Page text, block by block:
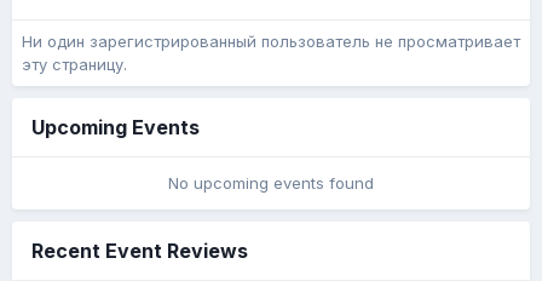
Ни один зарегистрированный пользователь не просматривает
эту страницу.
Upcoming Events
No upcoming events found
Recent Event Reviews